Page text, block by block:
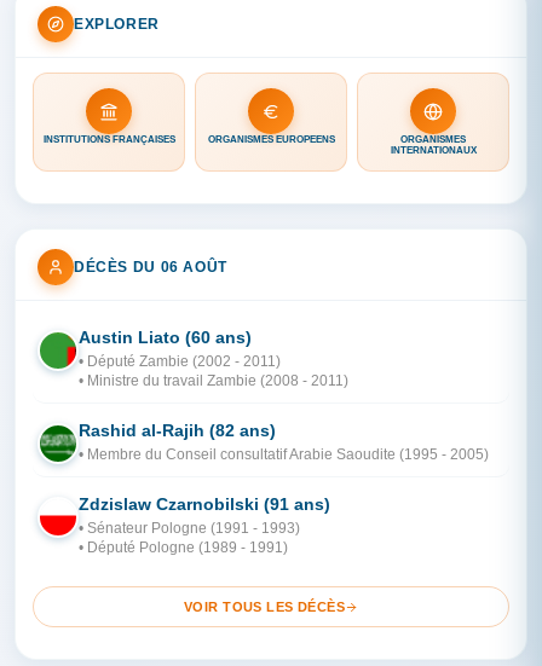
EXPLORER
INSTITUTIONS FRANÇAISES ORGANISMES EUROPÉENS
ORGANISMES
INTERNATIONAUX
DÉCÈS DU 06 AOÛT
ZA
Austin Liato (60 ans)
• Député Zambie (2002 - 2011)
• Ministre du travail Zambie (2008 - 2011)
AR
Rashid al-Rajih (82 ans)
• Membre du Conseil consultatif Arabie Saoudite (1995 - 2005)
PO
Zdzislaw Czarnobilski (91 ans)
• Sénateur Pologne (1991 - 1993)
• Député Pologne (1989 - 1991)
VOIR TOUS LES DÉCÈS